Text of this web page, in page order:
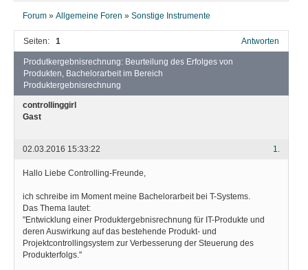
Forum »Allgemeine Foren »Sonstige Instrumente
Seiten: 1 Antworten
Produtkergebnisrechnung: Beurteilung des Erfolges von
Produkten, Bachelorarbeit im Bereich
Produktergebnisrechnung
controllinggirl
Gast
1.
02.03.2016 15:33:22
Hallo Liebe Controlling-Freunde,
ich schreibe im Moment meine Bachelorarbeit bei T-Systems.
Das Thema lautet:
"Entwicklung einer Produktergebnisrechnung für IT-Produkte und
deren Auswirkung auf das bestehende Produkt- und
Projektcontrollingsystem zur Verbesserung der Steuerung des
Produkterfolgs."